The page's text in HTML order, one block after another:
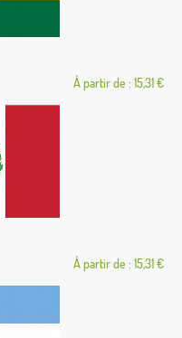
À partir de : 15,31 €
À partir de : 15,31 €